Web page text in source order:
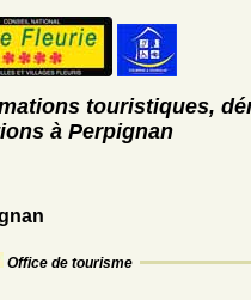
touristiques,
à Perpignan
Office de tourisme